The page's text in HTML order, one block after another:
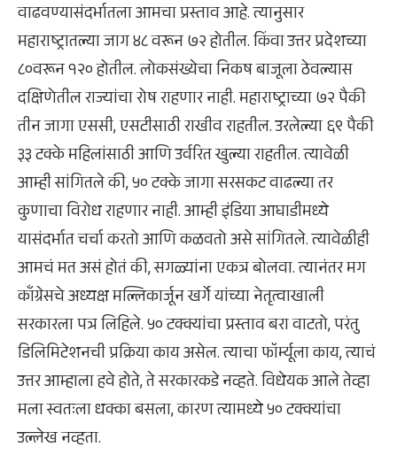
वाढवण्यासंदर्भातला आमचा प्रस्ताव आहे. त्यानुसार
महाराष्ट्रातल्या जाग ४८ वरून ७२ होतील. किंवा उत्तर प्रदेशच्या
८०वरून १२० होतील. लोकसंख्येचा निकष बाजूला ठेवल्यास
दक्षिणेतील राज्यांचा रोष राहणार नाही. महाराष्ट्राच्या ७२ पैकी
तीन जागा एससी, एसटीसाठी राखीव राहतील. उरलेल्या ६९ पैकी
३३ टक्के महिलांसाठी आणि उर्वरित खुल्या राहतील. त्यावेळी
आम्ही सांगितले की, ५० टक्के जागा सरसकट वाढल्या तर
कुणाचा विरोध राहणार नाही. आम्ही इंडिया आघाडीमध्ये
यासंदर्भात चर्चा करतो आणि कळवतो असे सांगितले. त्यावेळीही
आमचं मत असं होतं की, सगळ्यांना एकत्र बोलवा. त्यानंतर मग
काँग्रेसचे अध्यक्ष मल्लिकार्जून खर्गे यांच्या नेतृत्वाखाली
सरकारला पत्र लिहिले. ५० टक्क्यांचा प्रस्ताव बरा वाटतो, परंतु
डिलिमिटेशनची प्रक्रिया काय असेल. त्याचा फॉर्म्यूला काय, त्याचं
उत्तर आम्हाला हवे होते, ते सरकारकडे नव्हते. विधेयक आले तेव्हा
मला स्वतःला धक्का बसला, कारण त्यामध्ये ५० टक्क्यांचा
उल्लेख नव्हता.